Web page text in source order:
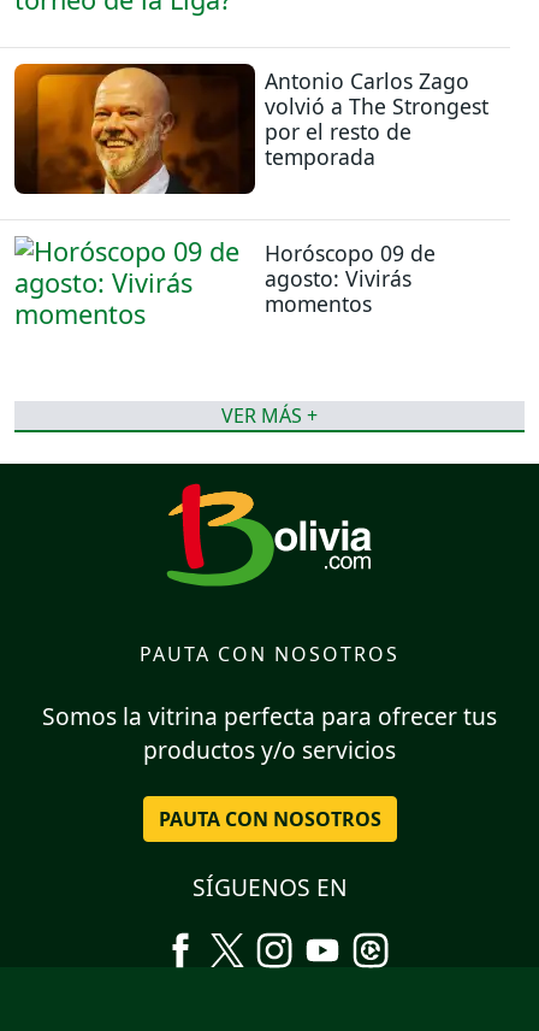
Antonio Carlos Zago
volvió a The Strongest
por el resto de
temporada
Horóscopo 09 de
agosto: Vivirás
momentos
VER MÁS +
PAUTA CON NOSOTROS
Somos la vitrina perfecta para ofrecer tus
productos y/o servicios
PAUTA CON NOSOTROS
SÍGUENOS EN